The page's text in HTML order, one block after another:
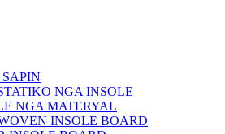
NGA INSOLE
NGA MATERYAL
INSOLE BOARD